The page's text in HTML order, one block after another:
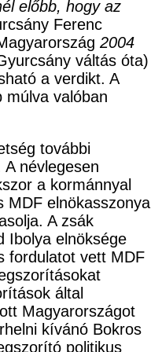
előbb, hogy az
Ferenc
2004
váltás óta)
a verdikt. A
múlva valóban
további
névlegesen
a kormánnyal
MDF elnökasszonya
A zsák
Ibolya elnöksége
fordulatot vett MDF
által
Magyarországot
kívánó Bokros
politikus